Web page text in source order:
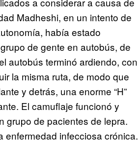
Madheshi, en un intento de
había estado
de gente en autobús, de
autobús terminó ardiendo, con
la misma ruta, de modo que
y detrás, una enorme “H”
El camuflaje funcionó y
grupo de pacientes de lepra.
enfermedad infecciosa crónica.